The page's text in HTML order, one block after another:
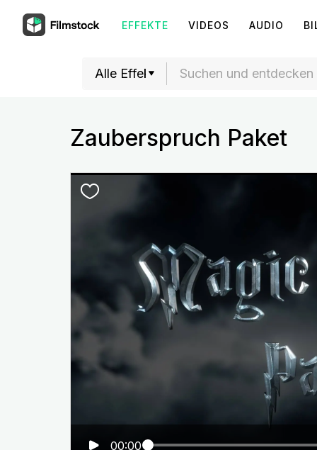
EFFEKTE VIDEOS AUDIO
Zauberspruch Paket
00:00